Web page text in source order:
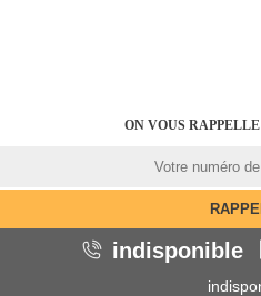
ON VOUS
indisponible